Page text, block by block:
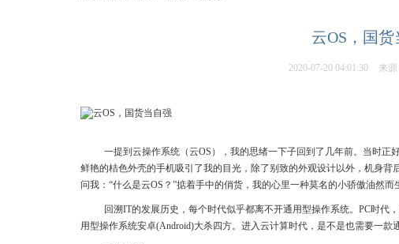
云OS，国货
2020-07-20 04:01:30 来源
一提到云操作系统（云OS），我的思绪一下子回到了几年前。当时
鲜艳的桔色外壳的手机吸引了我的目光，除了别致的外观设计以外，机身
问我：“什么是云OS？”掂着手中的俏货，我的心里一种莫名的小骄傲油然而
回溯IT的发展历史，每个时代似乎都离不开通用型操作系统。PC时代
用型操作系统安卓(Android)大杀四方。进入云计算时代，是不是也需要一款